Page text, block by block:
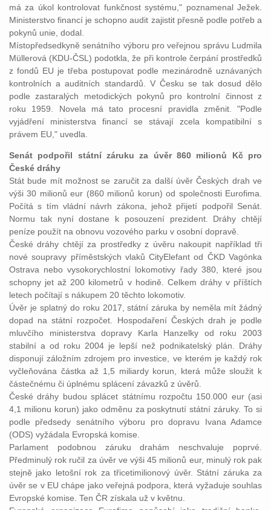
má za úkol kontrolovat funkčnost systému," poznamenal Ježek.
Ministerstvo financí je schopno audit zajistit přesně podle potřeb a
pokynů unie, dodal.
Místopředsedkyně senátního výboru pro veřejnou správu Ludmila
Müllerová (KDU-ČSL) podotkla, že při kontrole čerpání prostředků
z fondů EU je třeba postupovat podle mezinárodně uznávaných
kontrolních a auditních standardů. V Česku se tak dosud dělo
podle zastaralých metodických pokynů pro kontrolní činnost z
roku 1959. Novela má tato procesní pravidla změnit. "Podle
vyjádření ministerstva financí se stávají zcela kompatibilní s
právem EU," uvedla.
Senát podpořil státní záruku za úvěr 860 milionů Kč pro
České dráhy
Stát bude mít možnost se zaručit za další úvěr Českých drah ve
výši 30 milionů eur (860 milionů korun) od společnosti Eurofima.
Počítá s tím vládní návrh zákona, jehož přijetí podpořil Senát.
Normu tak nyní dostane k posouzení prezident. Dráhy chtějí
peníze použít na obnovu vozového parku v osobní dopravě.
České dráhy chtějí za prostředky z úvěru nakoupit například tři
nové soupravy příměstských vlaků CityElefant od ČKD Vagónka
Ostrava nebo vysokorychlostní lokomotivy řady 380, které jsou
schopny jet až 200 kilometrů v hodině. Celkem dráhy v příštích
letech počítají s nákupem 20 těchto lokomotiv.
Úvěr je splatný do roku 2017, státní záruka by neměla mít žádný
dopad na státní rozpočet. Hospodaření Českých drah je podle
mluvčího ministerstva dopravy Karla Hanzelky od roku 2003
stabilní a od roku 2004 je lepší než podnikatelský plán. Dráhy
disponují záložním zdrojem pro investice, ve kterém je každý rok
vyčleňována částka až 1,5 miliardy korun, která může sloužit k
částečnému či úplnému splácení závazků z úvěrů.
České dráhy budou splácet státnímu rozpočtu 150.000 eur (asi
4,1 milionu korun) jako odměnu za poskytnutí státní záruky. To si
podle předsedy senátního výboru pro dopravu Ivana Adamce
(ODS) vyžádala Evropská komise.
Parlament podobnou záruku drahám neschvaluje poprvé.
Předminulý rok ručil za úvěr ve výši 45 milionů eur, minulý rok pak
stejně jako letošní rok za třicetimilionový úvěr. Státní záruka za
úvěr se v EU chápe jako veřejná podpora, která vyžaduje souhlas
Evropské komise. Ten ČR získala už v květnu.